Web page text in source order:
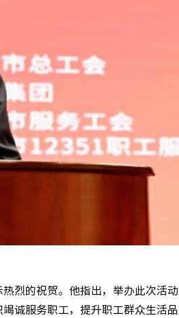
烈的祝贺。他指出，举办此次活
诚服务职工，提升职工群众生活